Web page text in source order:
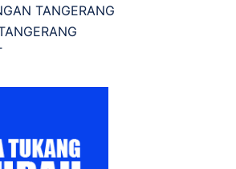
TANGERANG